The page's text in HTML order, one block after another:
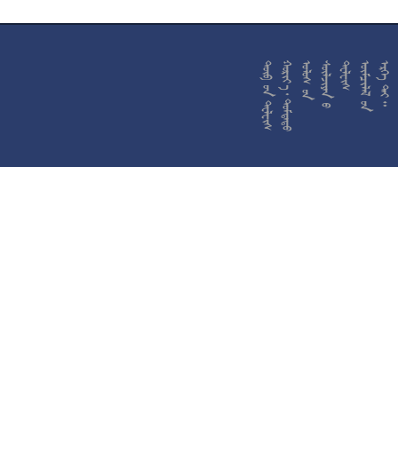










































































































